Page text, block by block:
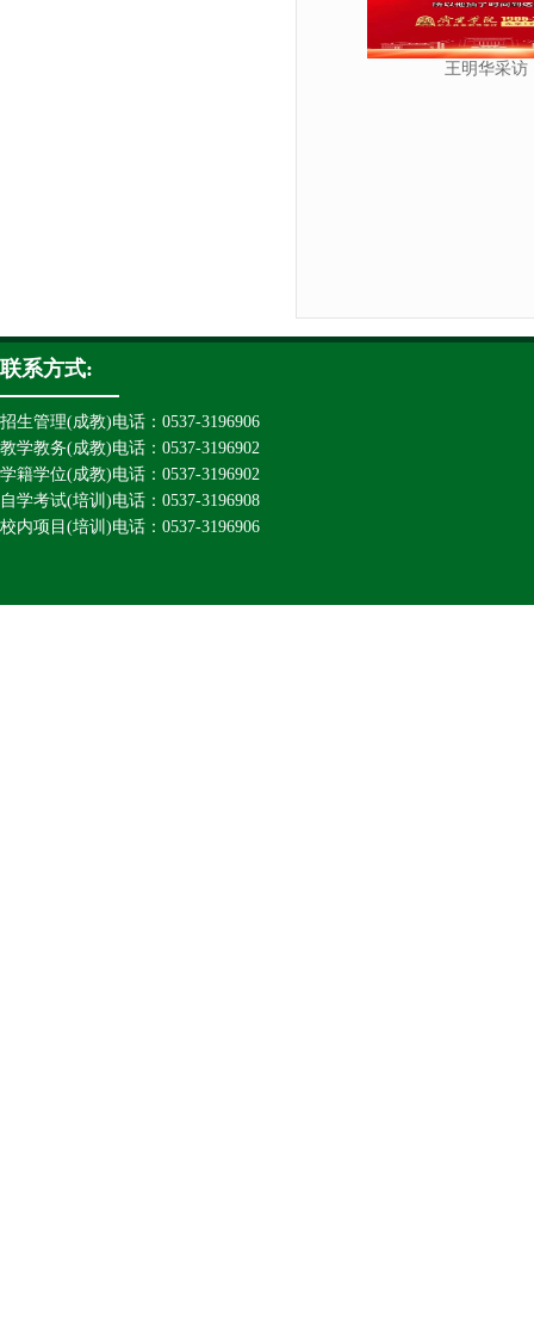
王明华采访
联系方式:
招生管理(成教)电话：0537-3196906
教学教务(成教)电话：0537-3196902
学籍学位(成教)电话：0537-3196902
自学考试(培训)电话：0537-3196908
校内项目(培训)电话：0537-3196906